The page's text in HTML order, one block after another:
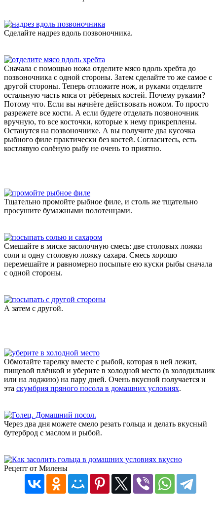
Сделайте надрез вдоль позвоночника.
Сначала с помощью ножа отделите мясо вдоль хребта до
позвоночника с одной стороны. Затем сделайте то же самое с
другой стороны. Теперь отложите нож, и руками отделите
остальную часть мяса от рёберных костей. Почему руками?
Потому что. Если вы начнёте действовать ножом. То просто
разрежете все кости. А если будете отделать позвоночник
вручную, то все косточки, которые к нему прикреплены.
Останутся на позвоночнике. А вы получите два кусочка
рыбного филе практически без костей. Согласитесь, есть
костлявую солёную рыбу не очень то приятно.
Тщательно промойте рыбное филе, и столь же тщательно
просушите бумажными полотенцами.
Смешайте в миске засолочную смесь: две столовых ложки
соли и одну столовую ложку сахара. Смесь хорошо
перемешайте и равномерно посыпьте ею куски рыбы сначала
с одной стороны.
А затем с другой.
Обмотайте тарелку вместе с рыбой, которая в ней лежит,
пищевой плёнкой и уберите в холодной место (в холодильник
или на лоджию) на пару дней. Очень вкусной получается и
эта скумбрия пряного посола в домашних условиях.
Через два дня можете смело резать гольца и делать вкусный
бутерброд с маслом и рыбой.
Рецепт от Милены